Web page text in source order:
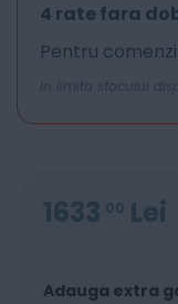
4 rate fara
Pentru
In limita stocului
1633 00 Lei
Adauga extra